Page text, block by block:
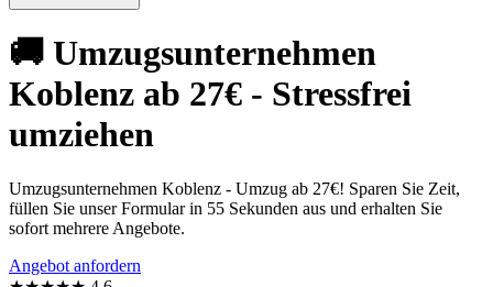
🚚 Umzugsunternehmen
Koblenz ab 27€ - Stressfrei
umziehen
Umzugsunternehmen Koblenz - Umzug ab 27€! Sparen Sie Zeit,
füllen Sie unser Formular in 55 Sekunden aus und erhalten Sie
sofort mehrere Angebote.
Angebot anfordern